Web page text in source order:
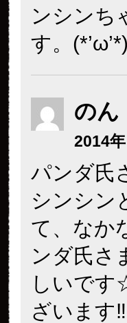
ンシンち
す。(*’ω’*)
のん
2014
パンダ氏
シンシン
て、なか
ンダ氏さ
しいです
ざいます